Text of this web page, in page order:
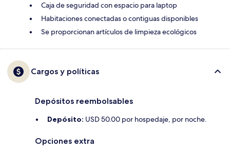
Caja de seguridad con espacio para laptop
Habitaciones conectadas o contiguas disponibles
Se proporcionan artículos de limpieza ecológicos
Cargos y políticas
Depósitos reembolsables
Depósito: USD 50.00 por hospedaje, por noche.
Opciones extra